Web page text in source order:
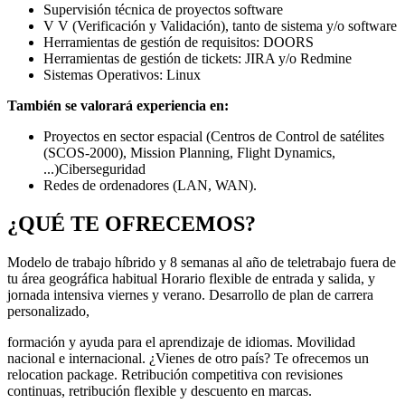
Supervisión técnica de proyectos software
V V (Verificación y Validación), tanto de sistema y/o software
Herramientas de gestión de requisitos: DOORS
Herramientas de gestión de tickets: JIRA y/o Redmine
Sistemas Operativos: Linux
También se valorará experiencia en:
Proyectos en sector espacial (Centros de Control de satélites
(SCOS-2000), Mission Planning, Flight Dynamics,
...)Ciberseguridad
Redes de ordenadores (LAN, WAN).
¿QUÉ TE OFRECEMOS?
Modelo de trabajo híbrido y 8 semanas al año de teletrabajo fuera de
tu área geográfica habitual Horario flexible de entrada y salida, y
jornada intensiva viernes y verano. Desarrollo de plan de carrera
personalizado,
formación y ayuda para el aprendizaje de idiomas. Movilidad
nacional e internacional. ¿Vienes de otro país? Te ofrecemos un
relocation package. Retribución competitiva con revisiones
continuas, retribución flexible y descuento en marcas.